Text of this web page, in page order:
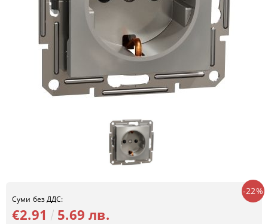
-22%
Суми без ДДС:
€2.91 5.69 лв.